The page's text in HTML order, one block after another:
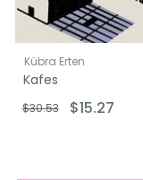
Kübra Erten
Kafes
$15.27
$30.53